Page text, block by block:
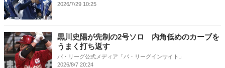
2026/7/29 10:25
黒川史陽が先制の2号ソロ 内角低めのカーブを
うまく打ち返す
パ・リーグ公式メディア「パ・リーグインサイト」
2026/8/7 20:24